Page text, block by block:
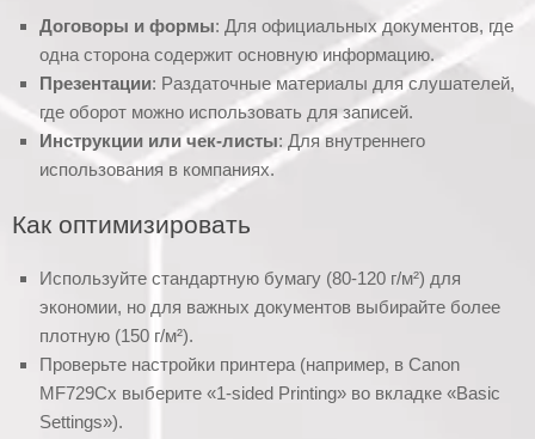
Договоры и формы: Для официальных документов, где
одна сторона содержит основную информацию.
Презентации: Раздаточные материалы для слушателей,
где оборот можно использовать для записей.
Инструкции или чек-листы: Для внутреннего
использования в компаниях.
Как оптимизировать
Используйте стандартную бумагу (80-120 г/м²) для
экономии, но для важных документов выбирайте более
плотную (150 г/м²).
Проверьте настройки принтера (например, в Canon
MF729Cx выберите «1-sided Printing» во вкладке «Basic
Settings»).